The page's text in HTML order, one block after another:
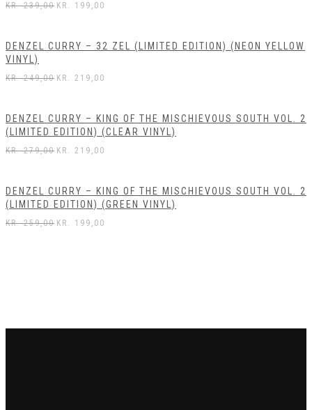
KR.239,00 KR. 199,00
DENZEL CURRY – 32 ZEL (LIMITED EDITION) (NEON YELLOW
VINYL)
KR.249,00 KR. 219,00
DENZEL CURRY – KING OF THE MISCHIEVOUS SOUTH VOL. 2
(LIMITED EDITION) (CLEAR VINYL)
KR.279,00 KR. 219,00
DENZEL CURRY – KING OF THE MISCHIEVOUS SOUTH VOL. 2
(LIMITED EDITION) (GREEN VINYL)
KR.259,00 KR. 199,00